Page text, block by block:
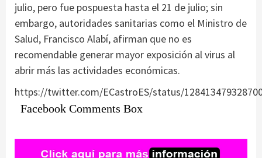
julio, pero fue pospuesta hasta el 21 de julio; sin
embargo, autoridades sanitarias como el Ministro de
Salud, Francisco Alabí, afirman que no es
recomendable generar mayor exposición al virus al
abrir más las actividades económicas.
https://twitter.com/ECastroES/status/
Facebook Comments Box